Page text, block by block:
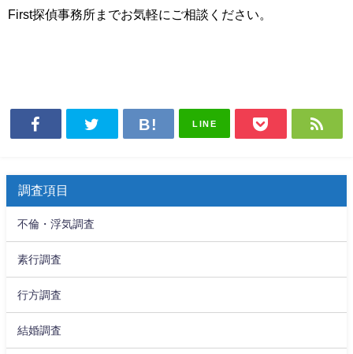
First探偵事務所までお気軽にご相談ください。
LINE
調査項目
不倫・浮気調査
素行調査
行方調査
結婚調査